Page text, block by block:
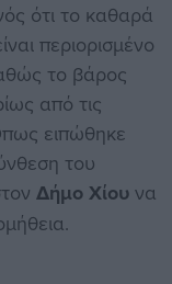
ότι το καθαρά
περιορισμένο
το βάρος
από τις
ειπώθηκε
του
Δήμο Χίουνα